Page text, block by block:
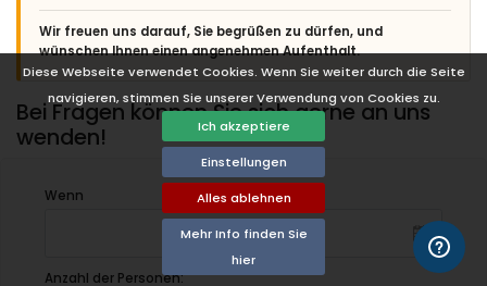
Diese Webseite verwendet Cookies. Wenn Sie weiter durch die Seite
navigieren, stimmen Sie unserer Verwendung von Cookies zu.
Ich akzeptiere
Einstellungen
Alles ablehnen
Mehr Info finden Sie
hier
Familien mit älteren Kindern - Oktober 2015 - Deutschland :
In der Villa Luna kann man als Hundebesitzer einen
wunderschönen Urlaub verbringen. Der Garten ist rundum
sicher umzäunt. Nur das schmiede-eisene Tor könnte einen
sehr kleinen, neugierigen Hund evtl. dazu verleiten
auszubüchsen, nachdem die Umgebung auf der beliebten
Gassi-geh-Route der Anwohner liegt. Hat auch Vorteile für
kontaktfreudige Hundebesitzer, denn im "Wäldchen"
Tollen mit den Hunden. Allgemein liegt die Villa in einer sehr
Wir freuen uns darauf, Sie begrüßen zu dürfen, und
wünschen Ihnen einen angenehmen Aufenthalt.
Bei Fragen können Sie sich gerne an uns
wenden!
Wenn
Anzahl der Personen: